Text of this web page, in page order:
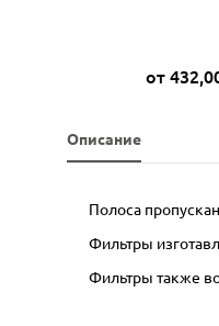
от
Описание
Полоса
Фильтры
Фильтры также